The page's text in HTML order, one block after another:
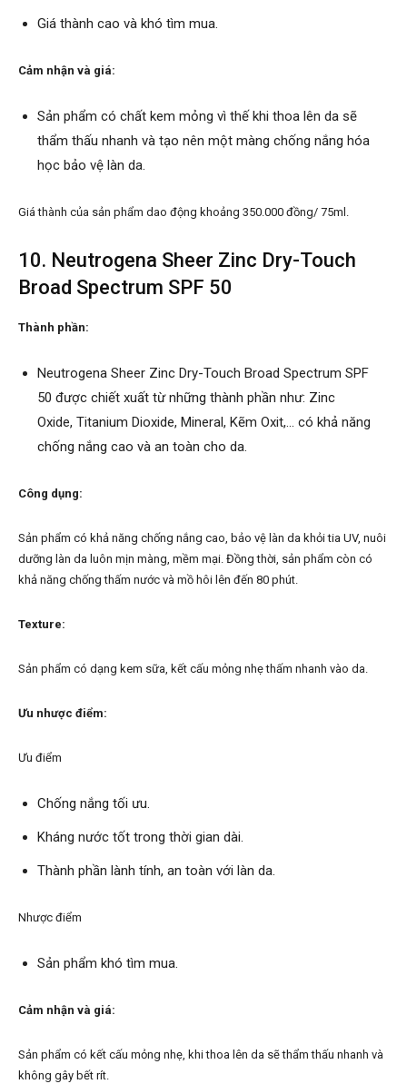
Giá thành cao và khó tìm mua.
Cảm nhận và giá:
Sản phẩm có chất kem mỏng vì thế khi thoa lên da sẽ
thẩm thấu nhanh và tạo nên một màng chống nắng hóa
học bảo vệ làn da.
Giá thành của sản phẩm dao động khoảng 350.000 đồng/ 75ml.
10. Neutrogena Sheer Zinc Dry-Touch
Broad Spectrum SPF 50
Thành phần:
Neutrogena Sheer Zinc Dry-Touch Broad Spectrum SPF
50 được chiết xuất từ những thành phần như: Zinc
Oxide, Titanium Dioxide, Mineral, Kẽm Oxit,… có khả năng
chống nắng cao và an toàn cho da.
Công dụng:
Sản phẩm có khả năng chống nắng cao, bảo vệ làn da khỏi tia UV, nuôi
dưỡng làn da luôn mịn màng, mềm mại. Đồng thời, sản phẩm còn có
khả năng chống thấm nước và mồ hôi lên đến 80 phút.
Texture:
Sản phẩm có dạng kem sữa, kết cấu mỏng nhẹ thấm nhanh vào da.
Ưu nhược điểm:
Ưu điểm
Chống nắng tối ưu.
Kháng nước tốt trong thời gian dài.
Thành phần lành tính, an toàn với làn da.
Nhược điểm
Sản phẩm khó tìm mua.
Cảm nhận và giá:
Sản phẩm có kết cấu mỏng nhẹ, khi thoa lên da sẽ thẩm thấu nhanh và
không gây bết rít.